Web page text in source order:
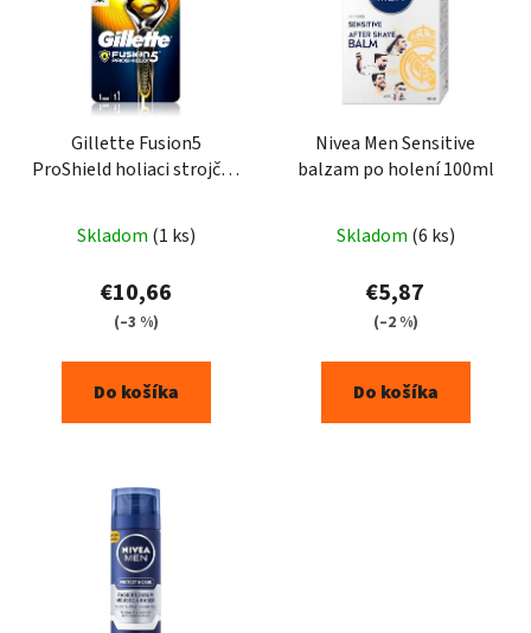
Gillette Fusion5
ProShield holiaci strojček
Skladom (1 ks)
€10,66
(–3 %)
Do košíka
Nivea Men Sensitive
balzam po holení 100ml
Skladom (6 ks)
€5,87
(–2 %)
Do košíka